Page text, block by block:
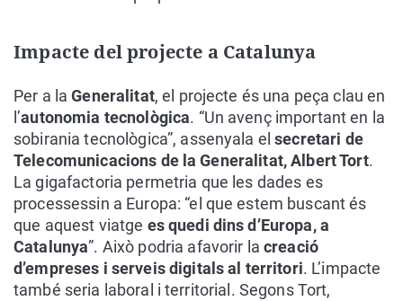
Impacte del projecte a Catalunya
Per a laGeneralitat, el projecte és una peça clau en
l’autonomia tecnològica. “Un avenç important en la
sobirania tecnològica”, assenyala elsecretari de
Telecomunicacions de la Generalitat, Albert Tort.
La gigafactoria permetria que les dades es
processessin a Europa: “el que estem buscant és
que aquest viatge es quedi dins d’Europa, a
Catalunya”. Això podria afavorir lacreació
d’empreses i serveis digitals al territori. L’impacte
també seria laboral i territorial. Segons Tort,